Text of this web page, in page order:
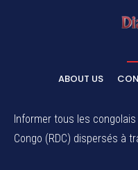
ABOUT US
Informer tous les
Congo (RDC) dispersés à